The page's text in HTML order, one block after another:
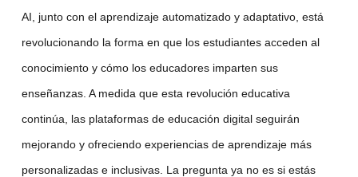
AI , junto con el aprendizaje automatizadoy adaptativo, está
revolucionando la forma en que los estudiantes acceden al
conocimiento y cómo los educadores imparten sus
enseñanzas. A medida que esta revolución educativa
continúa, las plataformas de educación digitalseguirán
mejorando y ofreciendo experiencias de aprendizaje más
personalizadas e inclusivas. La pregunta ya no es si estás